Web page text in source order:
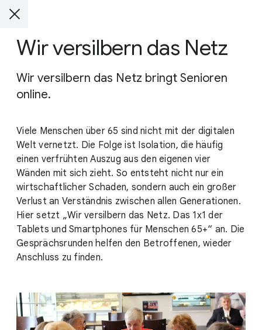
Wir versilbern das Netz
Wir versilbern das Netz bringt Senioren
online.
Viele Menschen über 65 sind nicht mit der digitalen
Welt vernetzt. Die Folge ist Isolation, die häufig
einen verfrühten Auszug aus den eigenen vier
Wänden mit sich zieht. So entsteht nicht nur ein
wirtschaftlicher Schaden, sondern auch ein großer
Verlust an Verständnis zwischen allen Generationen.
Hier setzt „Wir versilbern das Netz. Das 1x1 der
Tablets und Smartphones für Menschen 65+“ an. Die
Gesprächsrunden helfen den Betroffenen, wieder
Anschluss zu finden.